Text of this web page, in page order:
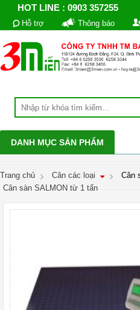
HOT LINE : 0903 357255
Hỗ trợ Thông báo
DANH MỤC SẢN PHẨM
Trang chủ Cân các loại
Cân
Cân sàn SALMON từ 1 tấn